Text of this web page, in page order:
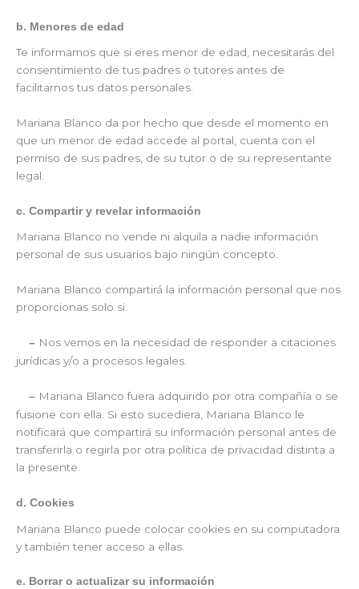
b. Menores de edad
Te informamos que si eres menor de edad, necesitarás del
consentimiento de tus padres o tutores antes de
facilitarnos tus datos personales.
Mariana Blanco da por hecho que desde el momento en
que un menor de edad accede al portal, cuenta con el
permiso de sus padres, de su tutor o de su representante
legal.
c. Compartir y revelar información
Mariana Blanco no vende ni alquila a nadie información
personal de sus usuarios bajo ningún concepto.
Mariana Blanco compartirá la información personal que nos
proporcionas solo si:
– Nos vemos en la necesidad de responder a citaciones
jurídicas y/o a procesos legales.
– Mariana Blanco fuera adquirido por otra compañía o se
fusione con ella. Si esto sucediera, Mariana Blanco le
notificará que compartirá su información personal antes de
transferirla o regirla por otra política de privacidad distinta a
la presente.
d. Cookies
Mariana Blanco puede colocar cookies en su computadora
y también tener acceso a ellas.
e. Borrar o actualizar su información